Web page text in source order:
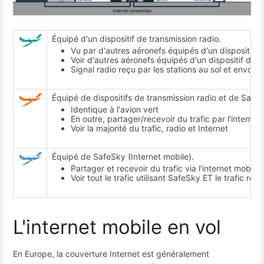
Équipé d'un dispositif de transmission radio.
Vu par d'autres aéronefs équipés d'un dispositif
Voir d'autres aéronefs équipés d'un dispositif de
Signal radio reçu par les stations au sol et
Équipé de dispositifs de transmission radio et de
Identique à l'avion vert
En outre, partager/recevoir du trafic par
Voir la majorité du trafic, radio et Internet
Équipé de SafeSky (Internet mobile).
Partager et recevoir du trafic via l'internet mobile
Voir tout le trafic utilisant SafeSky ET le trafic
L'internet mobile en vol
En Europe, la couverture Internet est généralement